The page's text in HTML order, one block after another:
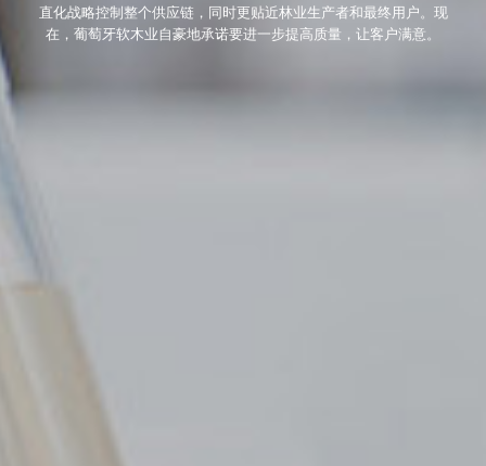
直化战略控制整个供应链，同时更贴近林业生产者和最终用户。现
在， 葡萄牙软木业自豪地承诺要进一步提高质量，让客户满意。